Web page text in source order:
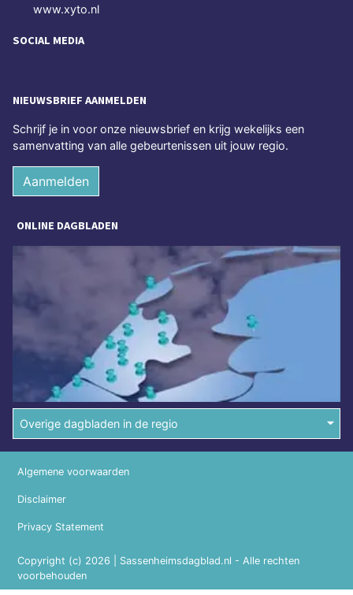
www.xyto.nl
SOCIAL MEDIA
NIEUWSBRIEF AANMELDEN
Schrijf je in voor onze nieuwsbrief en krijg wekelijks een
samenvatting van alle gebeurtenissen uit jouw regio.
Aanmelden
ONLINE DAGBLADEN
Overige dagbladen in de regio
Copyright (c) 2026 | Sassenheimsdagblad.nl - Alle rechten
voorbehouden
Algemene voorwaarden
Disclaimer
Privacy Statement